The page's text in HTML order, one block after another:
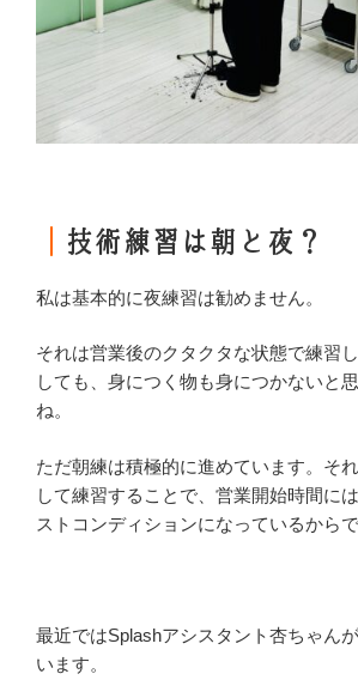
技術練習は朝と夜？
私は基本的に夜練習は勧めません。
それは営業後のクタクタな状態で練習
しても、身につく物も身につかないと
ね。
ただ朝練は積極的に進めています。そ
して練習することで、営業開始時間に
ストコンディションになっているからで
最近ではSplashアシスタント杏ちゃん
います。